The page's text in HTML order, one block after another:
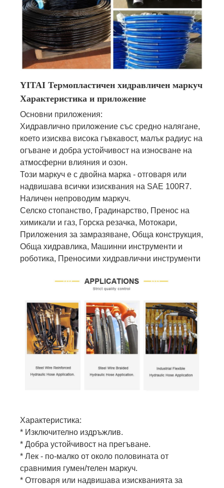
YITAI Термопластичен хидравличен маркуч
Характеристика и приложение
Основни приложения:
Хидравлично приложение със средно налягане,
което изисква висока гъвкавост, малък радиус на
огъване и добра устойчивост на износване на
атмосферни влияния и озон.
Този маркуч е с двойна марка - отговаря или
надвишава всички изисквания на SAE 100R7.
Наличен непроводим маркуч.
Селско стопанство, Градинарство, Пренос на
химикали и газ, Горска резачка, Мотокари,
Приложения за замразяване, Обща конструкция,
Обща хидравлика, Машинни инструменти и
роботика, Преносими хидравлични инструменти
Характеристика:
* Изключително издръжлив.
* Добра устойчивост на прегъване.
* Лек - по-малко от около половината от
сравнимия гумен/телен маркуч.
* Отговаря или надвишава изискванията за